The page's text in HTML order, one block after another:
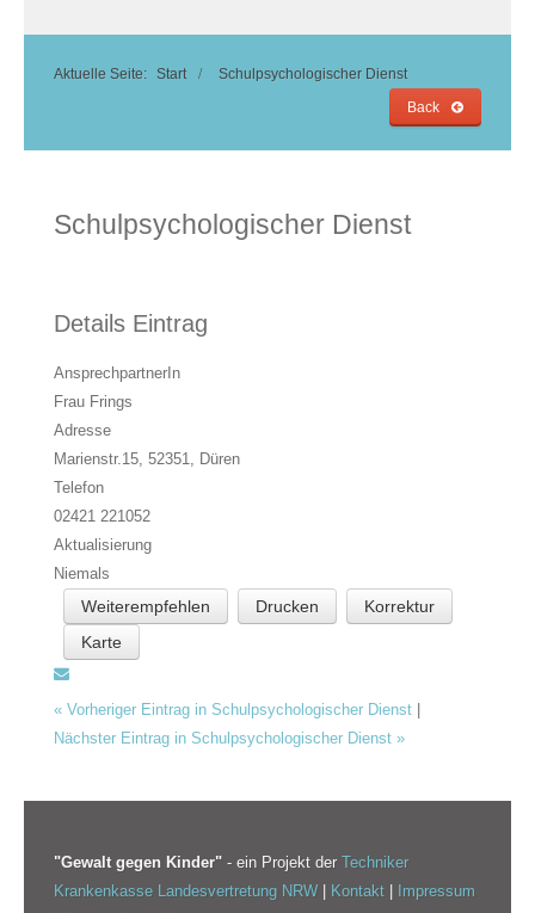
Aktuelle Seite: Start Schulpsychologischer Dienst
Back
Schulpsychologischer Dienst
Details Eintrag
AnsprechpartnerIn
Frau Frings
Adresse
Marienstr.15, 52351, Düren
Telefon
02421 221052
Aktualisierung
Niemals
Weiterempfehlen Drucken
Korrektur
Karte
« Vorheriger Eintrag in Schulpsychologischer Dienst |
Nächster Eintrag in Schulpsychologischer Dienst »
"Gewalt gegen Kinder" - ein Projekt der Techniker
Krankenkasse Landesvertretung NRW | Kontakt | Impressum